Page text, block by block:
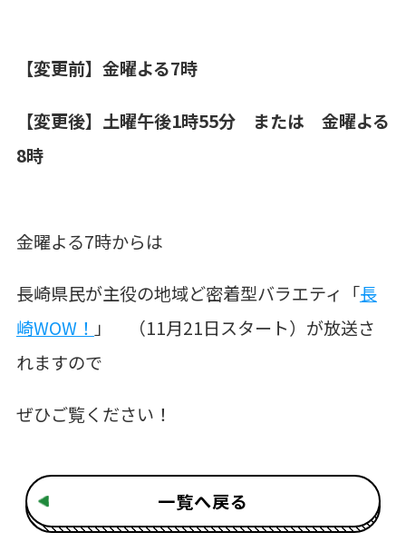
【変更前】金曜よる7時
【変更後】土曜午後1時55分 または 金曜よる
8時
金曜よる7時からは
長崎県民が主役の地域ど密着型バラエティ「長
崎WOW！ 」 （11月21日スタート）が放送さ
れますので
ぜひご覧ください！
一覧へ戻る